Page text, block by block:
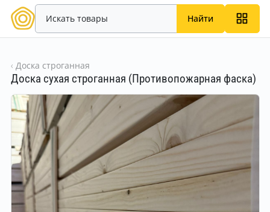
Найти
Доска строганная
Доска сухая строганная (Противопожарная фаска)